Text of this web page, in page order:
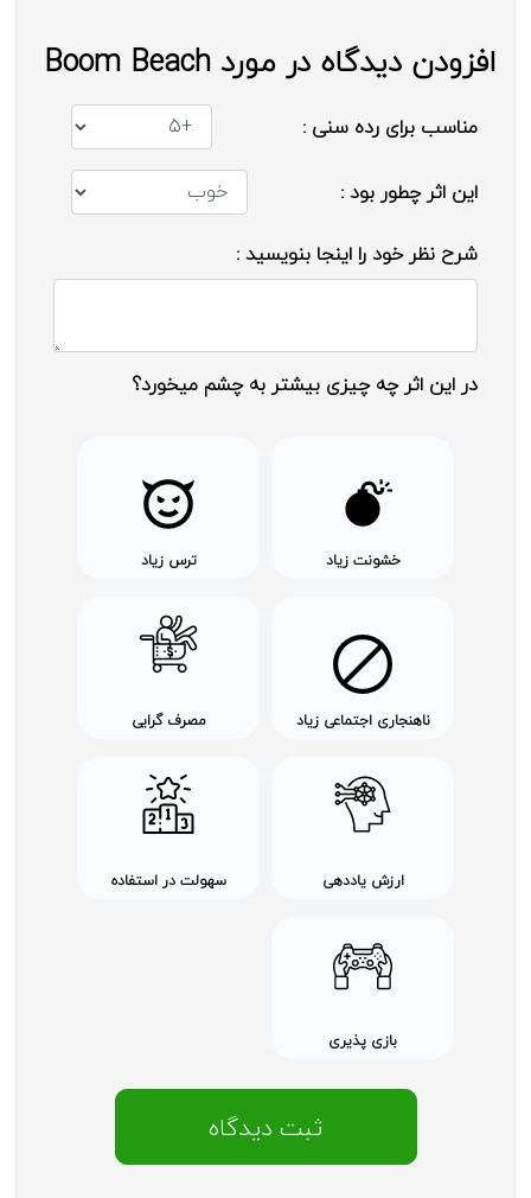
موقعیت مکانی، تاریخ تولد خود را با دیگران به
اشتراک نگذارد و در صورت تهدید، مشاهده کلام
برسید.
افزودن دیدگاه در مورد Boom Beach
مناسب برای رده سنی :
این اثر چطور بود :
شرح نظر خود را اینجا بنویسید :
در این اثر چه چیزی بیشتر به چشم میخورد؟
خشونت زیاد ترس زیاد
ناهنجاری اجتماعی زیاد مصرف گرایی
ارزش یاددهی سهولت در استفاده
بازی پذیری